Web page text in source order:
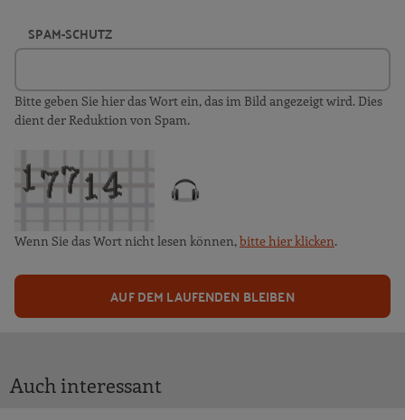
SPAM-SCHUTZ
Bitte geben Sie hier das Wort ein, das im Bild angezeigt wird. Dies
dient der Reduktion von Spam.
Wenn Sie das Wort nicht lesen können,bitte hier klicken.
AUF DEM LAUFENDEN BLEIBEN
Auch interessant